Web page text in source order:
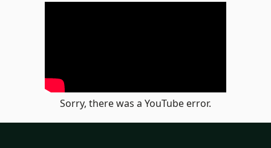
Sorry, there was a YouTube error.